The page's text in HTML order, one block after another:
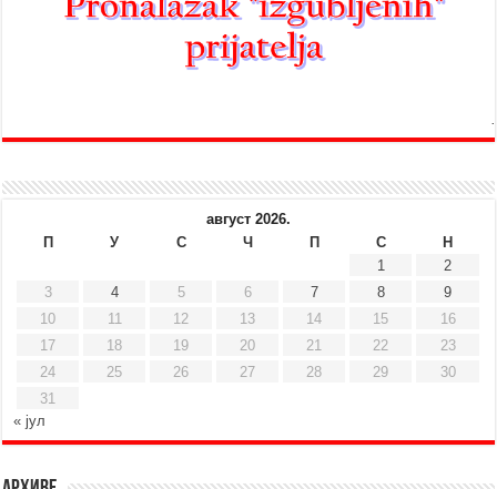
август 2026.
П
У С Ч П С
Н
1
2
3
4 5 6 7 8
9
10
11 12 13 14 15
16
17
18 19 20 21 22
23
24
25 26 27 28 29
30
31
« јул